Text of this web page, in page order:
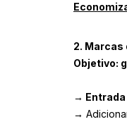
2.
Objetivo:
→ Entrada
→